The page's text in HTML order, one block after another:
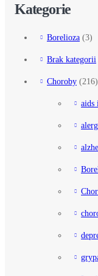
Kategorie
Borelioza (3)
Brak kategorii
Choroby (216)
aids